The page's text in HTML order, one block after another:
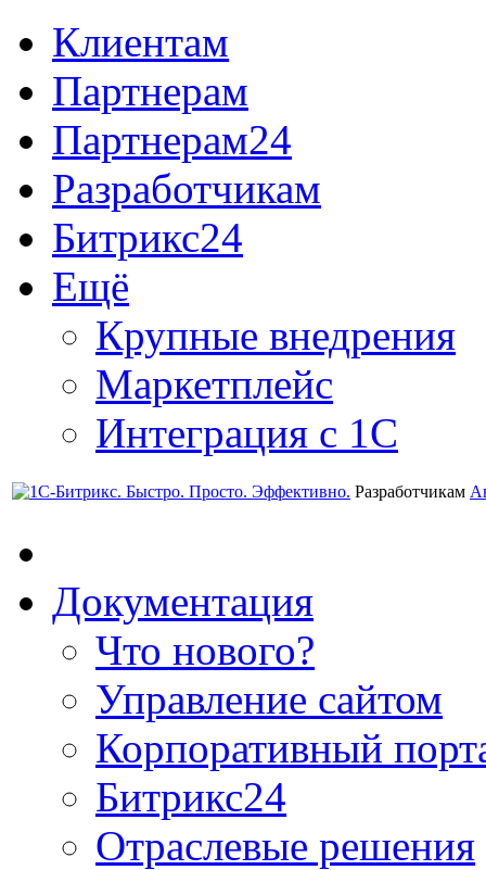
Клиентам
Партнерам
Партнерам24
Разработчикам
Битрикс24
Ещё
Крупные внедрения
Маркетплейс
Интеграция с 1С
Разработчикам
Документация
Что нового?
Управление сайтом
Корпоративный
Битрикс24
Отраслевые решения